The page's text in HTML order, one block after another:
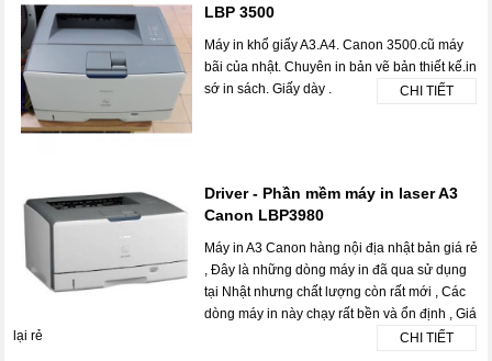
LBP 3500
Máy in khổ giấy A3.A4. Canon 3500.cũ máy
bãi của nhật. Chuyên in bản vẽ bản thiết kế.in
sớ in sách. Giấy dày .
CHI TIẾT
Driver - Phần mềm máy in laser A3
Canon LBP3980
Máy in A3 Canon hàng nội địa nhật bản giá rẻ
, Đây là những dòng máy in đã qua sử dụng
tại Nhật nhưng chất lượng còn rất mới , Các
dòng máy in này chạy rất bền và ổn định , Giá
lại rẻ
CHI TIẾT